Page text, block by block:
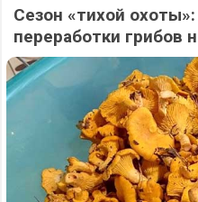
Сезон «тихой
переработки грибов